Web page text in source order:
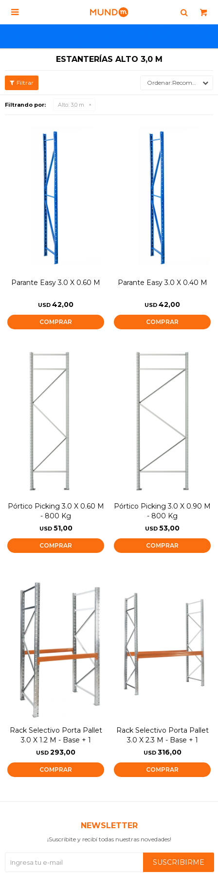

ESTANTERÍAS ALTO 3,0 M
Recomendados
Filtrando por: Alto: 3,0 m
Parante Easy 3.0 X 0.60 M
USD 42,00
Parante Easy 3.0 X 0.40 M
USD 42,00
Pórtico Picking 3.0 X 0.60 M
- 800 Kg
USD 51,00
Pórtico Picking 3.0 X 0.90 M
- 800 Kg
USD 53,00
Rack Selectivo Porta Pallet
3.0 X 1.2 M - Base + 1
USD 293,00
Rack Selectivo Porta Pallet
3.0 X 2.3 M - Base + 1
USD 316,00
NEWSLETTER
¡Suscribite y recibí todas nuestras novedades!
SUSCRIBIRME